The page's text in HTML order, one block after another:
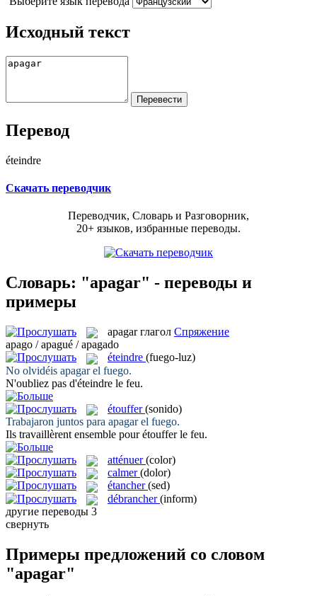
Исходный текст
Перевод
éteindre
Скачать переводчик
Переводчик, Словарь и Разговорник,
20+ языков, избранные переводы.
Словарь: "apagar" - переводы и
примеры
apagar глагол Спряжение
apago / apagué / apagado
éteindre (fuego-luz)
No olvidéis apagarel fuego.
N'oubliez pas d'éteindre le feu.
étouffer (sonido)
Trabajaron juntos para apagarel fuego.
Ils travaillèrent ensemble pourétoufferle feu.
atténuer (color)
calmer (dolor)
étancher (sed)
débrancher (inform)
другие переводы 3
свернуть
Примеры предложений со словом
"apagar"